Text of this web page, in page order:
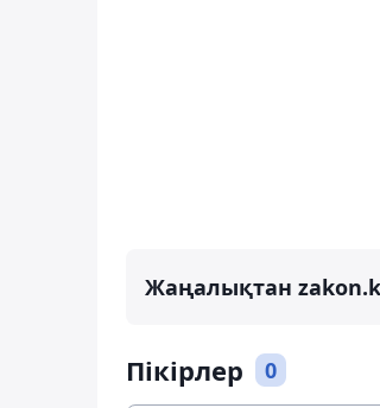
Жаңалықтан
Пікірлер 0